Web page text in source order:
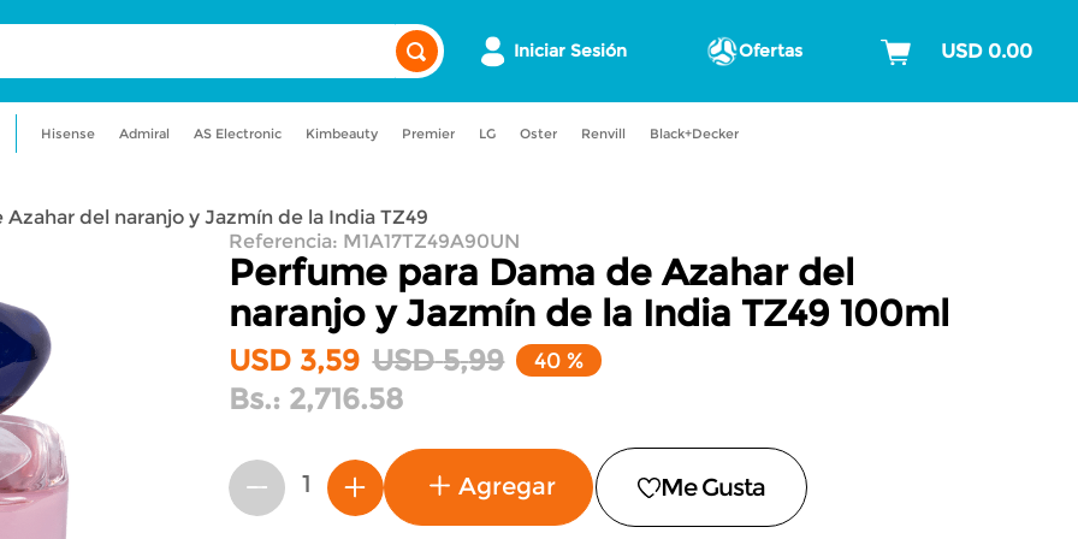
Iniciar Sesión Ofertas
Hisense Admiral AS Electronic Kimbeauty Premier LG Oster Renvill Black+Decker
del naranjo y Jazmín de la India TZ49
Referencia: M1A17TZ49A90UN
Perfume para Dama de Azahar del
naranjo y Jazmín de la India TZ49 100ml
USD 3,59 USD 5,99 40 %
Bs.: 2,716.58
＋
－ Agregar
nevera